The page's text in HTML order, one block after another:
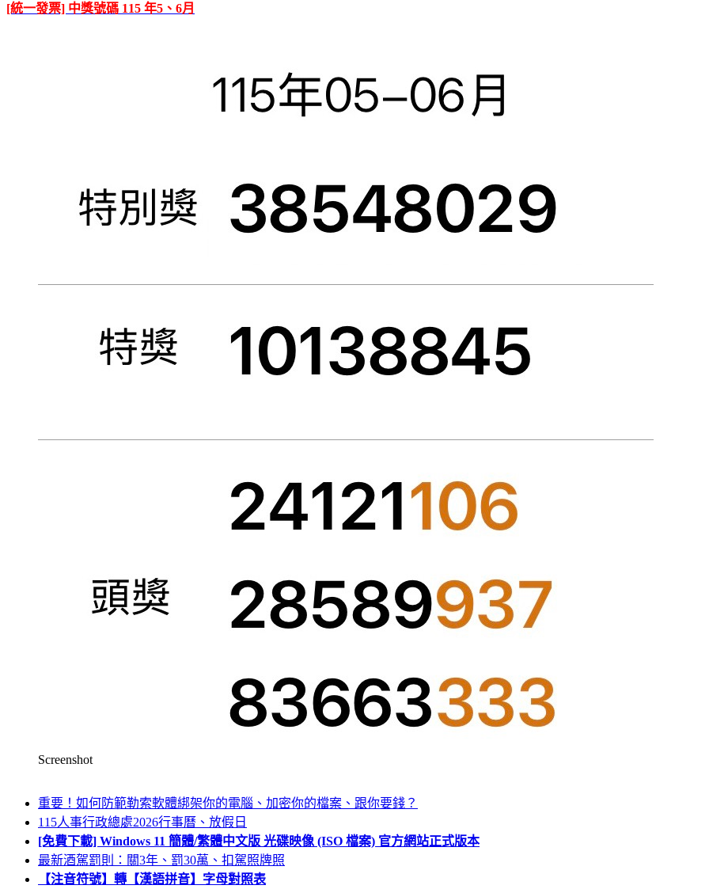
[統一發票] 中獎號碼 115 年5、6月
Screenshot
重要！如何防範勒索軟體綁架你的電腦、加密你的檔案、跟你要錢？
115人事行政總處2026行事曆、放假日
[免費下載] Windows 11 簡體/繁體中文版 光碟映像 (ISO 檔案) 官方網站正式版本
最新酒駕罰則：關3年、罰30萬、扣駕照牌照
【注音符號】轉【漢語拼音】字母對照表